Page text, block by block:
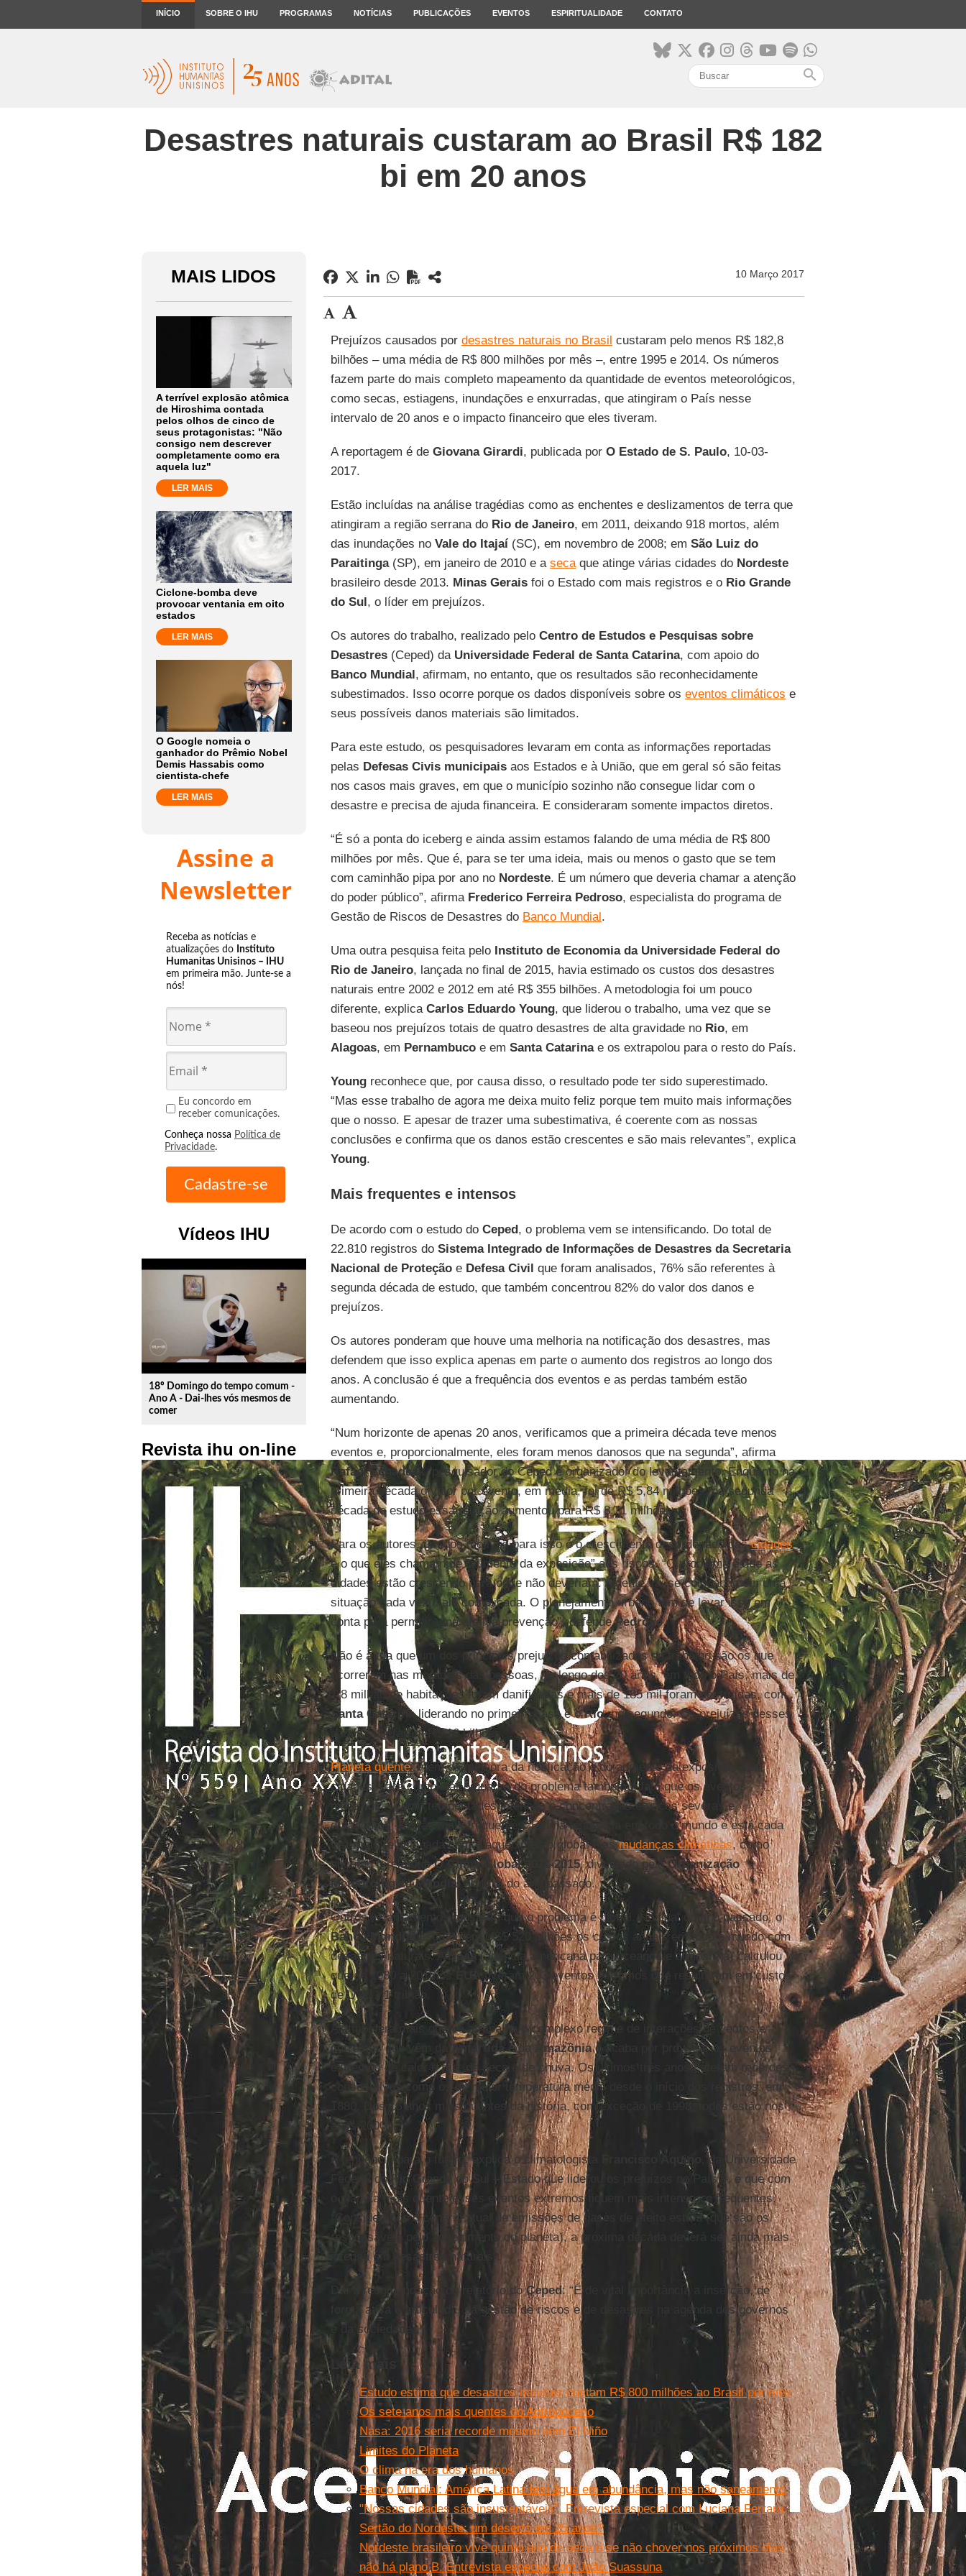
INÍCIO SOBRE O IHU PROGRAMAS NOTÍCIAS PUBLICAÇÕES EVENTOS ESPIRITUALIDADE CONTATO
search
Desastres naturais custaram ao Brasil R$ 182
bi em 20 anos
MAIS LIDOS
A terrível explosão atômica
de Hiroshima contada
pelos olhos de cinco de
seus protagonistas: "Não
consigo nem descrever
completamente como era
aquela luz"
LER MAIS
Ciclone-bomba deve
provocar ventania em oito
estados
LER MAIS
O Google nomeia o
ganhador do Prêmio Nobel
Demis Hassabis como
cientista-chefe
LER MAIS
Assine a
Newsletter
Receba as notícias e
atualizações do Instituto
Humanitas Unisinos – IHU
em primeira mão. Junte-se a
nós!
Eu concordo em
receber comunicações.
Conheça nossa Política de
Privacidade.
Vídeos IHU
play_circle_outline
18º Domingo do tempo comum -
Ano A - Dai-lhes vós mesmos de
comer
Revista ihu on-line
10 Março 2017
Prejuízos causados por desastres naturais no Brasil custaram pelo menos R$ 182,8
bilhões – uma média de R$ 800 milhões por mês –, entre 1995 e 2014. Os números
fazem parte do mais completo mapeamento da quantidade de eventos meteorológicos,
como secas, estiagens, inundações e enxurradas, que atingiram o País nesse
intervalo de 20 anos e o impacto financeiro que eles tiveram.
A reportagem é de Giovana Girardi, publicada por O Estado de S. Paulo, 10-03-
2017.
Estão incluídas na análise tragédias como as enchentes e deslizamentos de terra que
atingiram a região serrana do Rio de Janeiro, em 2011, deixando 918 mortos, além
das inundações no Vale do Itajaí(SC), em novembro de 2008; em São Luiz do
Paraitinga(SP), em janeiro de 2010 e a secaque atinge várias cidades do Nordeste
brasileiro desde 2013. Minas Geraisfoi o Estado com mais registros e o Rio Grande
do Sul, o líder em prejuízos.
Os autores do trabalho, realizado pelo Centro de Estudos e Pesquisas sobre
Desastres(Ceped) da Universidade Federal de Santa Catarina, com apoio do
Banco Mundial, afirmam, no entanto, que os resultados são reconhecidamente
subestimados. Isso ocorre porque os dados disponíveis sobre os eventos climáticos e
seus possíveis danos materiais são limitados.
Para este estudo, os pesquisadores levaram em conta as informações reportadas
pelas Defesas Civis municipaisaos Estados e à União, que em geral só são feitas
nos casos mais graves, em que o município sozinho não consegue lidar com o
desastre e precisa de ajuda financeira. E consideraram somente impactos diretos.
“É só a ponta do iceberg e ainda assim estamos falando de uma média de R$ 800
milhões por mês. Que é, para se ter uma ideia, mais ou menos o gasto que se tem
com caminhão pipa por ano no Nordeste. É um número que deveria chamar a atenção
do poder público”, afirma Frederico Ferreira Pedroso, especialista do programa de
Gestão de Riscos de Desastres do Banco Mundial.
Uma outra pesquisa feita pelo Instituto de Economia da Universidade Federal do
Rio de Janeiro, lançada no final de 2015, havia estimado os custos dos desastres
naturais entre 2002 e 2012 em até R$ 355 bilhões. A metodologia foi um pouco
diferente, explica Carlos Eduardo Young, que liderou o trabalho, uma vez que se
baseou nos prejuízos totais de quatro desastres de alta gravidade no Rio, em
Alagoas, em Pernambucoe em Santa Catarinae os extrapolou para o resto do País.
Youngreconhece que, por causa disso, o resultado pode ter sido superestimado.
“Mas esse trabalho de agora me deixa muito feliz porque tem muito mais informações
que o nosso. E apesar de trazer uma subestimativa, é coerente com as nossas
conclusões e confirma que os danos estão crescentes e são mais relevantes”, explica
Young.
Mais frequentes e intensos
De acordo com o estudo do Ceped, o problema vem se intensificando. Do total de
22.810 registros do Sistema Integrado de Informações de Desastres da Secretaria
Nacional de Proteçãoe Defesa Civil que foram analisados, 76% são referentes à
segunda década de estudo, que também concentrou 82% do valor dos danos e
prejuízos.
Os autores ponderam que houve uma melhoria na notificação dos desastres, mas
defendem que isso explica apenas em parte o aumento dos registros ao longo dos
anos. A conclusão é que a frequência dos eventos e as perdas também estão
aumentando.
“Num horizonte de apenas 20 anos, verificamos que a primeira década teve menos
eventos e, proporcionalmente, eles foram menos danosos que na segunda”, afirma
Rafael Schadeck, pesquisador do Ceped e organizador do levantamento. Enquanto na
primeira década o valor por evento, em média, foi de R$ 5,84 milhões, na segunda
década do estudo essa relação aumentou para R$ 8,71 milhões.
Para os autores, um dos motivos para isso é o crescimento desordenado dascidades
e o que eles chamam de “aumento da exposição” aos riscos. “O problema é que as
cidades estão crescendo para onde não deveriam. A gente vai se colocando em uma
situação cada vez mais complicada. O planejamento urbano tem de levar isso em
conta para permitir uma efetiva prevenção”, defendePedroso.
Não é à toa que um dos principais prejuízos contabilizados no trabalho são os que
ocorreram nas moradias das pessoas, Ao longo dos 20 anos, em todo o País, mais de
1,8 milhão de habitações foram danificadas e mais de 185 mil foram destruídas, com
Santa Catarinaliderando no primeiro caso e oRio, no segundo. Os prejuízos desses
danos superaram R$ 16 bilhões.
Planeta quente.Além da melhora da notificação e do aumento da exposição das
cidades, para completar o quadro do problema também é fato que os eventos
extremos – como tempestades intensas e concentradas e secas severas e
duradouras – estão mais frequentes. É uma tendência em todo o mundo e está cada
vez mais relacionada com o aquecimento global e asmudanças climáticas, como
apontou o relatórioO Clima Global 2011-2015, divulgado pelaOrganização
Meteorológica Mundial no final do ano passado.
Outros levantamentos mostram que o problema é global. No final do ano passado, o
Banco Mundial estimou em US$ 520 bilhões os custos anuais em todo o mundo com
desastres naturais. ANoaa(agência americana para oceanos e atmosfera) calculou
que de 1980 a 2016 os
EUAtiveram 203 eventos extremos que resultaram em custos
de US$ 1,1 trilhão.
A atmosfera mais quente atrapalha o complexo regime de interações de ventos e
correntes que vêm da Antártidae da Amazôniae acaba por provocar os eventos
extremos de calor e frio, de seca e de chuva. Os últimos três anos bateram recordes
consecutivos como os de maior temperatura média desde o início dos registros, em
1880. Dos 16 anos mais quentes da história, com exceção de 1998, todos estão nos
anos 2000.
A tendência para o futuro, explica o climatologista Francisco Aquino
, da Universidade
Federal do Rio Grande do Sul – Estado que liderou os prejuízos no País –, é que com
o planeta mais quente esses eventos extremos fiquem mais intensos e frequentes.
“Considerando o cenário atual de emissões de gases de efeito estufa (que são os
responsáveis pelo aquecimento do planeta), a próxima década deverá ser ainda mais
intensa em desastres naturais”.
Daí a recomendação do relatório doCeped: “É de vital importância a inserção, de
forma ativa e articulada, da gestão de riscos e de desastres na agenda dos governos
e da sociedade”.
Leia mais
Estudo estima que desastres naturais custam R$ 800 milhões ao Brasil por mês
Os sete anos mais quentes do Antropoceno
Nasa: 2016 seria recorde mesmo sem El Niño
Limites do Planeta
O clima na era dos humanos
Banco Mundial: América Latina tem água em abundância, mas não saneamento
"Nossas cidades são insustentáveis". Entrevista especial com Luciana Ferrara
Sertão do Nordeste: um deserto em 25 anos?
Nordeste brasileiro vive quinto ano de seca e se não chover nos próximos dias,
não há plano B. Entrevista especial com João Suassuna